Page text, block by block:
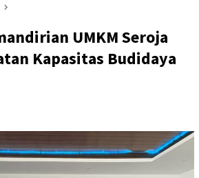
UMKM Seroja
Kapasitas Budidaya